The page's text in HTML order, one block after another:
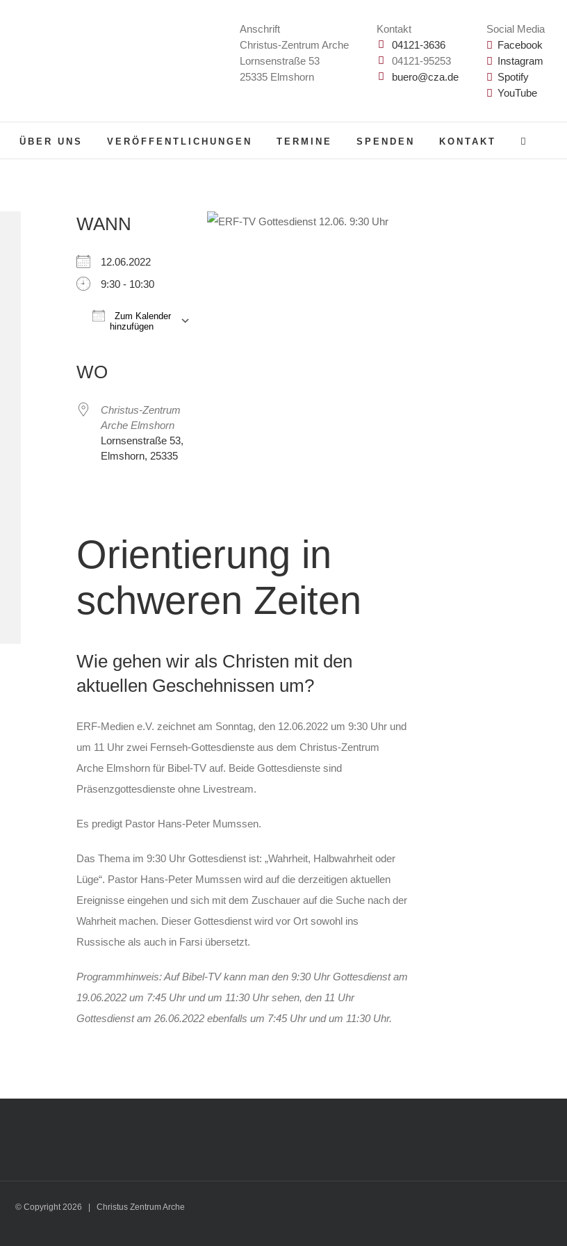
Anschrift
Christus-Zentrum Arche
Lornsenstraße 53
25335 Elmshorn
Kontakt
04121-3636
04121-95253
buero@cza.de
Social Media
Facebook
Instagram
Spotify
YouTube
ÜBER UNS VERÖFFENTLICHUNGEN TERMINE SPENDEN KONTAKT
WANN
12.06.2022
9:30 - 10:30
Zum Kalender
hinzufügen
WO
Christus-Zentrum
Arche Elmshorn
Lornsenstraße 53,
Elmshorn, 25335
Orientierung in
schweren Zeiten
Wie gehen wir als Christen mit den
aktuellen Geschehnissen um?
ERF-Medien e.V. zeichnet am Sonntag, den 12.06.2022 um 9:30 Uhr und
um 11 Uhr zwei Fernseh-Gottesdienste aus dem Christus-Zentrum
Arche Elmshorn für Bibel-TV auf. Beide Gottesdienste sind
Präsenzgottesdienste ohne Livestream.
Es predigt Pastor Hans-Peter Mumssen.
Das Thema im 9:30 Uhr Gottesdienst ist: „Wahrheit, Halbwahrheit oder
Lüge“. Pastor Hans-Peter Mumssen wird auf die derzeitigen aktuellen
Ereignisse eingehen und sich mit dem Zuschauer auf die Suche nach der
Wahrheit machen. Dieser Gottesdienst wird vor Ort sowohl ins
Russische als auch in Farsi übersetzt.
Programmhinweis: Auf Bibel-TV kann man den 9:30 Uhr Gottesdienst am
19.06.2022 um 7:45 Uhr und um 11:30 Uhr sehen, den 11 Uhr
Gottesdienst am 26.06.2022 ebenfalls um 7:45 Uhr und um 11:30 Uhr.
© Copyright2026 | Christus Zentrum Arche